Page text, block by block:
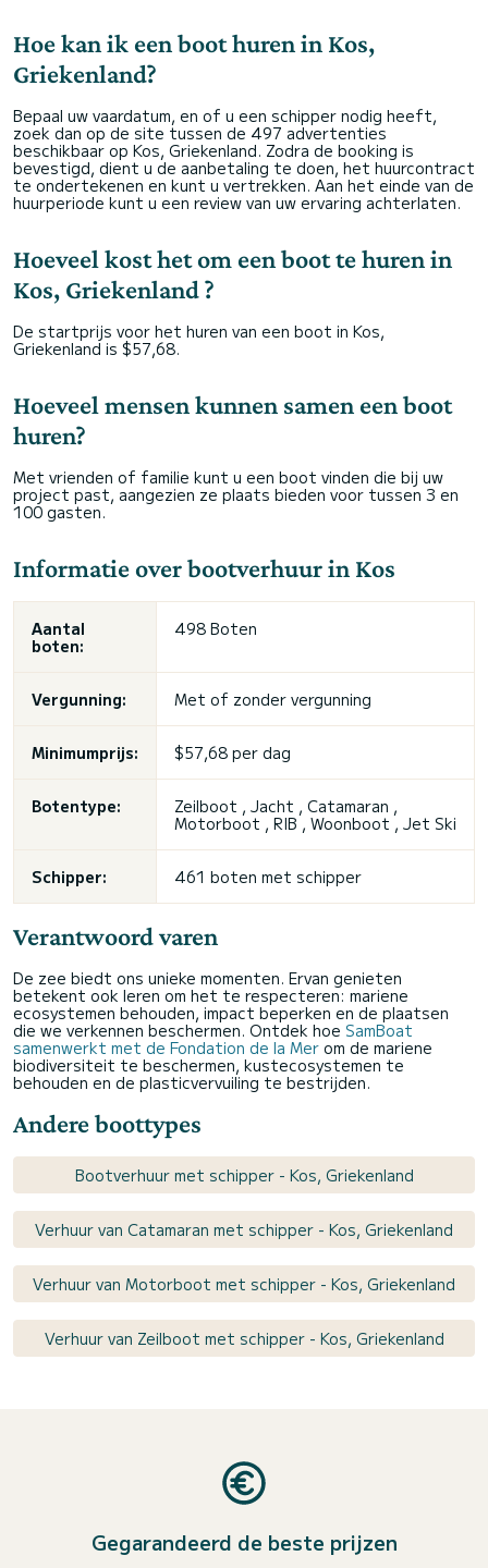
Hoe kan ik een boot huren in Kos,
Griekenland?
Bepaal uw vaardatum, en of u een schipper nodig heeft,
zoek dan op de site tussen de 497 advertenties
beschikbaar op Kos, Griekenland. Zodra de booking is
bevestigd, dient u de aanbetaling te doen, het huurcontract
te ondertekenen en kunt u vertrekken. Aan het einde van de
huurperiode kunt u een review van uw ervaring achterlaten.
Hoeveel kost het om een boot te huren in
Kos, Griekenland ?
De startprijs voor het huren van een boot in Kos,
Griekenland is $57,68.
Hoeveel mensen kunnen samen een boot
huren?
Met vrienden of familie kunt u een boot vinden die bij uw
project past, aangezien ze plaats bieden voor tussen 3 en
100 gasten.
Informatie over bootverhuur in Kos
Aantal
boten:
498 Boten
Vergunning: Met of zonder vergunning
Minimumprijs: $57,68 per dag
Botentype:
Zeilboot , Jacht , Catamaran ,
Motorboot , RIB , Woonboot , Jet Ski
Schipper: 461 boten met schipper
Verantwoord varen
De zee biedt ons unieke momenten. Ervan genieten
betekent ook leren om het te respecteren: mariene
ecosystemen behouden, impact beperken en de plaatsen
die we verkennen beschermen. Ontdek hoe SamBoat
samenwerkt met de Fondation de la Mer om de mariene
biodiversiteit te beschermen, kustecosystemen te
behouden en de plasticvervuiling te bestrijden.
Andere boottypes
Bootverhuur met schipper - Kos, Griekenland
Verhuur van Catamaran met schipper - Kos, Griekenland
Verhuur van Motorboot met schipper - Kos, Griekenland
Verhuur van Zeilboot met schipper - Kos, Griekenland
Gegarandeerd de beste prijzen